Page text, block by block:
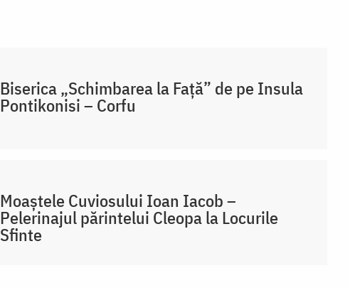
Biserica „Schimbarea la Față” de pe Insula
Pontikonisi – Corfu
Moaștele Cuviosului Ioan Iacob –
Pelerinajul părintelui Cleopa la Locurile
Sfinte